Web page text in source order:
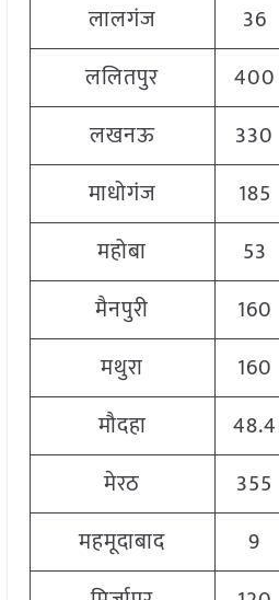
लालगंज
36
ललितपुर
400
लखनऊ
330
माधोगंज
185
महोबा
53
मैनपुरी
160
मथुरा
160
मौदहा
48.4
मेरठ
355
महमूदाबाद
9